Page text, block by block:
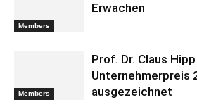
Members
Erwachen
Members
Prof. Dr. Claus
Unternehmerpreis
ausgezeichnet